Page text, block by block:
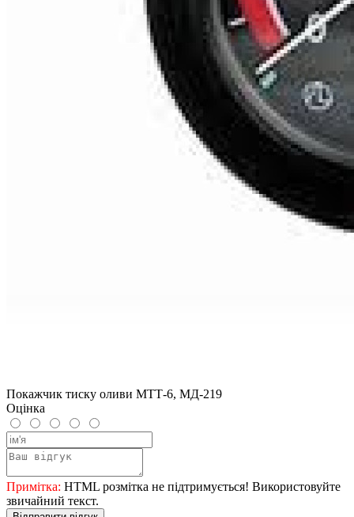
Покажчик тиску оливи МТТ-6, МД-219
Оцінка
Примітка: HTML розмітка не підтримується! Використовуйте
звичайний текст.